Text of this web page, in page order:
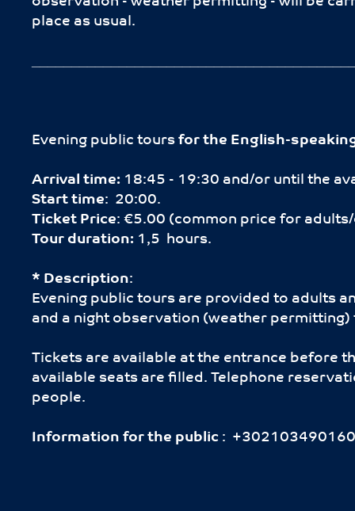
place as usual.
Evening public tours for the English-
Arrival time: 18:45 - 19:30 and/or until the
Start time: 20:00.
Ticket Price: €5.00 (common price for adults/
Tour duration: 1,5 hours.
* Description:
Evening public tours are provided to adults
and a night observation (weather
Tickets are available at the entrance before
available seats are filled. Telephone
people.
Information for the public :